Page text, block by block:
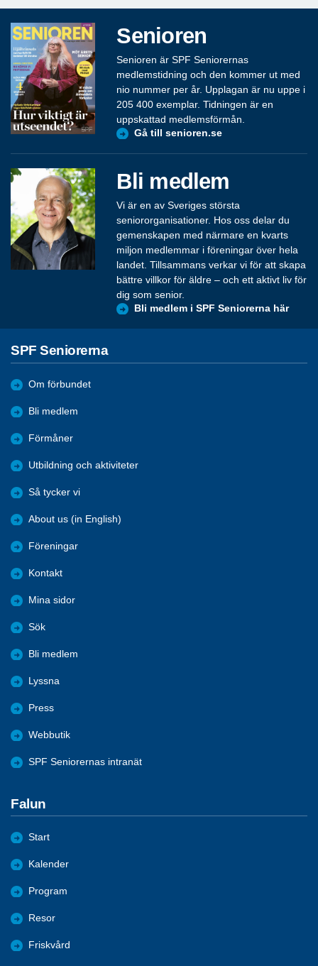
Senioren
Senioren är SPF Seniorernas
medlemstidning och den kommer ut med
nio nummer per år. Upplagan är nu uppe i
205 400 exemplar. Tidningen är en
uppskattad medlemsförmån.
Gå till senioren.se
Bli medlem
Vi är en av Sveriges största
seniororganisationer. Hos oss delar du
gemenskapen med närmare en kvarts
miljon medlemmar i föreningar över hela
landet. Tillsammans verkar vi för att skapa
bättre villkor för äldre – och ett aktivt liv för
dig som senior.
Bli medlem i SPF Seniorerna här
SPF Seniorerna
Om förbundet
Bli medlem
Förmåner
Utbildning och aktiviteter
Så tycker vi
About us (in English)
Föreningar
Kontakt
Mina sidor
Sök
Bli medlem
Lyssna
Press
Webbutik
SPF Seniorernas intranät
Falun
Start
Kalender
Program
Resor
Friskvård